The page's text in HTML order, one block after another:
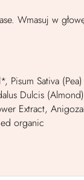
Wmasuj w
Sativa
Dulcis
Extract,
organic